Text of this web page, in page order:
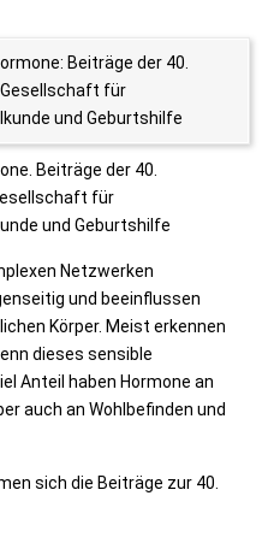
Beiträge der 40.
für
und Geburtshilfe
Netzwerken
und beeinflussen
Körper. Meist erkennen
dieses sensible
Anteil haben Hormone an
auch an Wohlbefinden und
sich die Beiträge zur 40.